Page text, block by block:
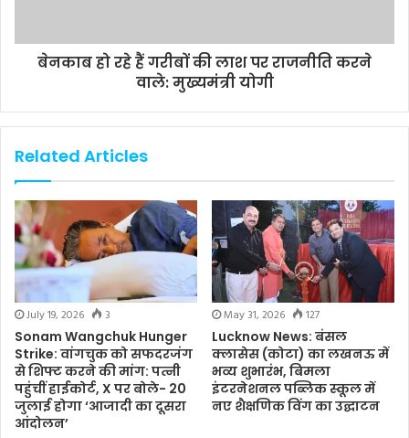
बेनकाब हो रहे हैं गरीबों की लाश पर राजनीति करने
वाले: मुख्यमंत्री योगी
Related Articles
July 19, 2026
3
Sonam Wangchuk Hunger
Strike: वांगचुक को सफदरजंग
से शिफ्ट करने की मांग: पत्नी
पहुंचीं हाईकोर्ट, X पर बोले- 20
जुलाई होगा ‘आजादी का दूसरा
आंदोलन’
May 31, 2026
127
Lucknow News: बंसल
क्लासेस (कोटा) का लखनऊ में
भव्य शुभारंभ, बिमला
इंटरनेशनल पब्लिक स्कूल में
नए शैक्षणिक विंग का उद्घाटन